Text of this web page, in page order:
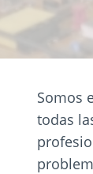
Somos
todas